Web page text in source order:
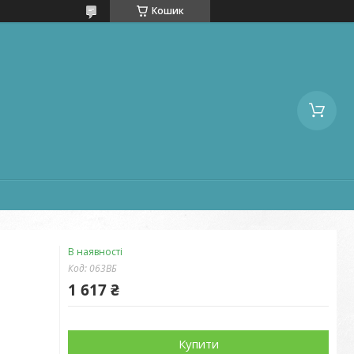
Кошик
В наявності
Код: 063ВБ
1 617 ₴
Купити